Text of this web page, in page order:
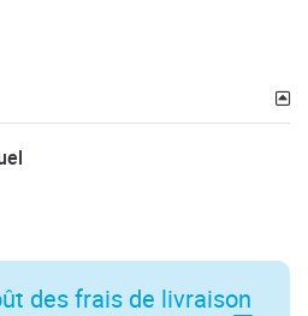
des frais de livraison